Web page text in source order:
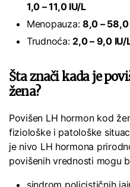
1,0 – 11,0 IU/L
Menopauza:8,0 – 58,0
Trudnoća: 2,0 – 9,0 IU/
Šta znači kada je
žena?
Povišen LH hormon kod
fiziološke i patološke
je nivo LH hormona
povišenih vrednosti mogu